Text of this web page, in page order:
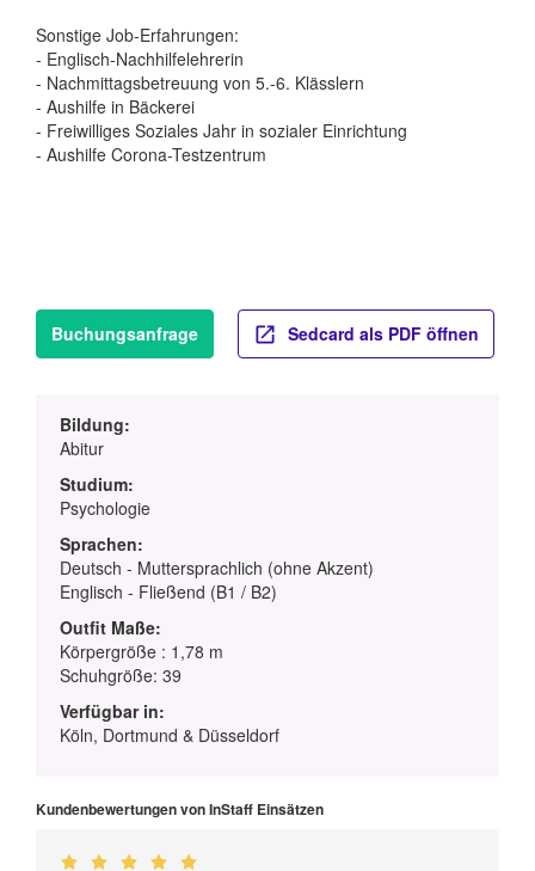
Sonstige Job-Erfahrungen:
- Englisch-Nachhilfelehrerin
- Nachmittagsbetreuung von 5.-6. Klässlern
- Aushilfe in Bäckerei
- Freiwilliges Soziales Jahr in sozialer Einrichtung
- Aushilfe Corona-Testzentrum
Buchungsanfrage Sedcard als PDF öffnen
Bildung:
Abitur
Studium:
Psychologie
Sprachen:
Deutsch - Muttersprachlich (ohne Akzent)
Englisch - Fließend (B1 / B2)
Outfit Maße:
Körpergröße : 1,78 m
Schuhgröße: 39
Verfügbar in:
Köln, Dortmund & Düsseldorf
Kundenbewertungen von InStaff Einsätzen